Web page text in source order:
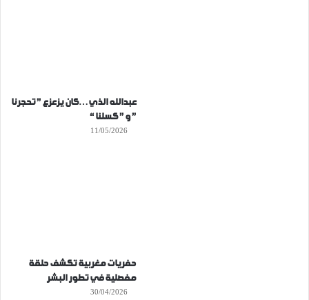
عبدالله الذي…كان يزعزع ” تحجرنا
” و ” كسلنا “
11/05/2026
حفريات مغربية تكشف حلقة
مفصلية في تطور البشر
30/04/2026